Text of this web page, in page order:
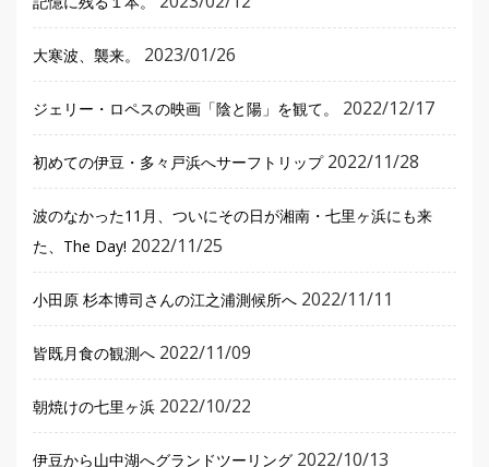
大寒波、襲来。 2023/01/26
ジェリー・ロペスの映画「陰と陽」を観て。 2022/12/17
初めての伊豆・多々戸浜へサーフトリップ 2022/11/28
波のなかった11月、ついにその日が湘南・七里ヶ浜にも来
た、The Day! 2022/11/25
小田原 杉本博司さんの江之浦測候所へ 2022/11/11
皆既月食の観測へ 2022/11/09
朝焼けの七里ヶ浜 2022/10/22
伊豆から山中湖へグランドツーリング 2022/10/13